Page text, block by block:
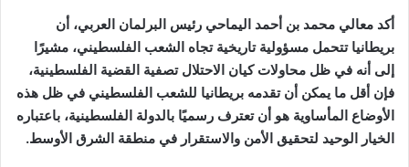
أكد معالي محمد بن أحمد اليماحي رئيس البرلمان العربي، أن
بريطانيا تتحمل مسؤولية تاريخية تجاه الشعب الفلسطيني، مشيرًا
إلى أنه في ظل محاولات كيان الاحتلال تصفية القضية الفلسطينية،
فإن أقل ما يمكن أن تقدمه بريطانيا للشعب الفلسطيني في ظل هذه
الأوضاع المأساوية هو أن تعترف رسميًا بالدولة الفلسطينية، باعتباره
الخيار الوحيد لتحقيق الأمن والاستقرار في منطقة الشرق الأوسط.